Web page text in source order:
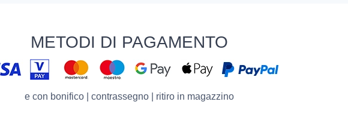
METODI DI PAGAMENTO
e con bonifico | contrassegno | ritiro in magazzino